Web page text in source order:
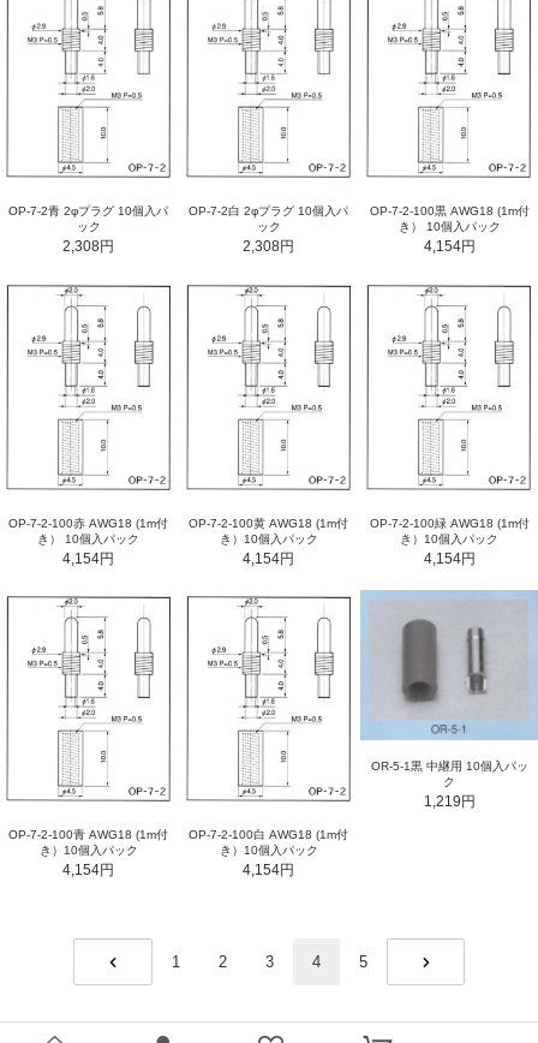
OP-7-2青 2φプラグ 10個入パ
ック
2,308円
OP-7-2白 2φプラグ 10個入パ
ック
2,308円
OP-7-2-100黒 AWG18 (1m付
き） 10個入パック
4,154円
OP-7-2-100赤 AWG18 (1m付
き） 10個入パック
4,154円
OP-7-2-100黄 AWG18 (1m付
き）10個入パック
4,154円
OP-7-2-100緑 AWG18 (1m付
き）10個入パック
4,154円
OP-7-2-100青 AWG18 (1m付
き）10個入パック
4,154円
OP-7-2-100白 AWG18 (1m付
き）10個入パック
4,154円
OR-5-1黒 中継用 10個入パッ
ク
1,219円
1 2 3 4
5